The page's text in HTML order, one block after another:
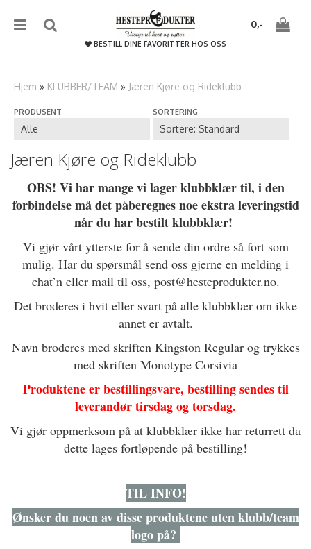
{/literal}����������
0,-
BESTILL DINE FAVORITTER HOS OSS
Hjem » KLUBBER/TEAM » Jæren Kjøre og Rideklubb
PRODUSENT SORTERING
Jæren Kjøre og Rideklubb
OBS! Vi har mange vi lager klubbklær til, i den
forbindelse må det påberegnes noe ekstra leveringstid
når du har bestilt klubbklær!
Vi gjør vårt ytterste for å sende din ordre så fort som
mulig. Har du spørsmål send oss gjerne en melding i
chat’n eller mail til oss, post@hesteprodukter.no.
Det broderes i hvit eller svart på alle klubbklær om ikke
annet er avtalt.
Navn broderes med skriften Kingston Regular og trykkes
med skriften Monotype Corsivia
Produktene er bestillingsvare, bestilling sendes til
leverandør tirsdag og torsdag.
Vi gjør oppmerksom på at klubbklær ikke har returrett da
dette lages fortløpende på bestilling!
TIL INFO!
Ønsker du noen av disse produktene uten klubb/team
logo på?